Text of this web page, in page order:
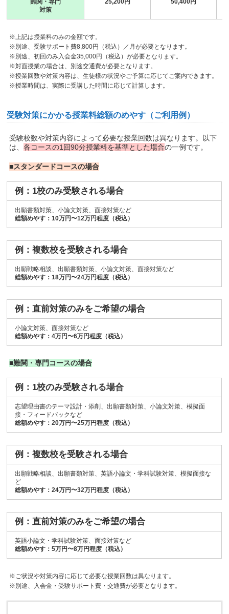
難関・専門
対策
25,200円 50,400円
※上記は授業料のみの金額です。
※別途、受験サポート費8,800円（税込）／月が必要となります。
※別途、初回のみ入会金35,000円（税込）が必要となります。
※対面授業の場合は、別途交通費が必要となります。
※授業回数や対策内容は、生徒様の状況やご予算に応じてご案内できます。
※授業時間は、実際に受講した時間に応じて計算します。
受験対策にかかる授業料総額のめやす（ご利用例）
受験校数や対策内容によって必要な授業回数は異なります。以下
は、各コースの1回90分授業料を基準とした場合の一例です。
■スタンダードコースの場合
例：1校のみ受験される場合
出願書類対策、小論文対策、面接対策など
総額めやす：10万円〜12万円程度（税込）
例：複数校を受験される場合
出願戦略相談、出願書類対策、小論文対策、面接対策など
総額めやす：18万円〜24万円程度（税込）
例：直前対策のみをご希望の場合
小論文対策、面接対策など
総額めやす：4万円〜6万円程度（税込）
■難関・専門コースの場合
例：1校のみ受験される場合
志望理由書のテーマ設計・添削、出願書類対策、小論文対策、模擬面
接・フィードバックなど
総額めやす：20万円〜25万円程度（税込）
例：複数校を受験される場合
出願戦略相談、出願書類対策、英語小論文・学科試験対策、模擬面接な
ど
総額めやす：24万円〜32万円程度（税込）
例：直前対策のみをご希望の場合
英語小論文・学科試験対策、面接対策など
総額めやす：5万円〜8万円程度（税込）
※ご状況や対策内容に応じて必要な授業回数は異なります。
※別途、入会金・受験サポート費・交通費が必要となります。